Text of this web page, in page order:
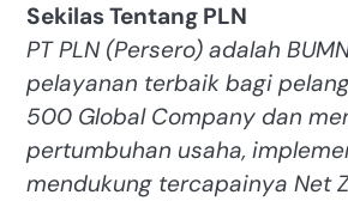
Sekilas Tentang PLN
PT PLN (Persero) adalah
pelayanan terbaik bagi
500 Global Company dan
pertumbuhan usaha,
mendukung tercapainya Net